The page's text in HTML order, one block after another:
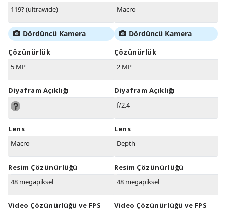
119? (ultrawide)
Dördüncü Kamera
Çözünürlük
5 MP
Diyafram Açıklığı
Lens
Macro
Resim Çözünürlüğü
48 megapiksel
Video Çözünürlüğü ve FPS
Macro
Dördüncü Kamera
Çözünürlük
2 MP
Diyafram Açıklığı
f/2.4
Lens
Depth
Resim Çözünürlüğü
48 megapiksel
Video Çözünürlüğü ve FPS